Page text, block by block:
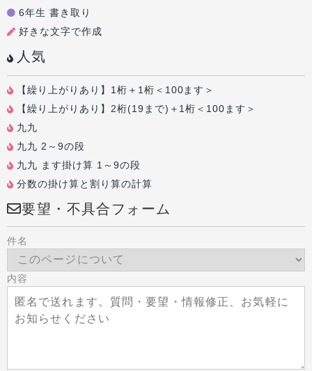
6年生 書き取り
好きな文字で作成
人気
【繰り上がりあり】1桁＋1桁＜100ます＞
【繰り上がりあり】2桁(19まで)＋1桁＜100ます＞
九九
九九 2～9の段
九九 ます掛け算 1～9の段
分数の掛け算と割り算の計算
要望・不具合フォーム
件名
内容